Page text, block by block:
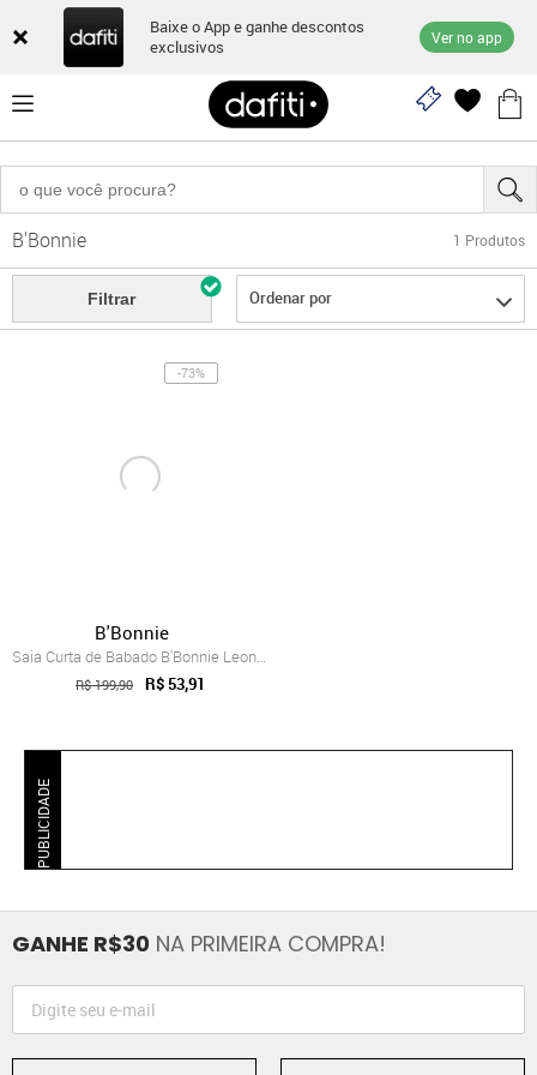
Baixe o App e ganhe descontos
exclusivos
Ver no app
B'Bonnie 1 Produtos
Filtrar Ordenar por
-73%
B'Bonnie
Saia Curta de Babado B'Bonnie Leonora Ve...
R$ 199,90 R$ 53,91
PUBLICIDADE
GANHE R$30 NA PRIMEIRA COMPRA!